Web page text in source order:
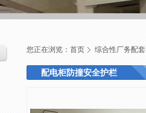
您正在浏览： 首页 综合性厂务配
配电柜防撞安全护栏